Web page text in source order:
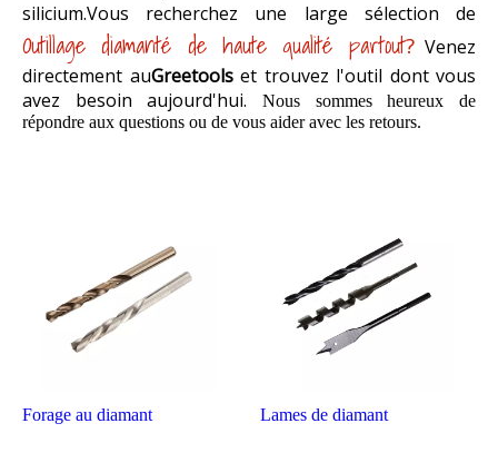
silicium.Vous recherchez une large sélection de
Outillage diamanté de haute qualité partout?Venez
directement auGreetoolset trouvez l'outil dont vous
avez besoin aujourd'hui. Nous sommes heureux de
répondre aux questions ou de vous aider avec les retours.
Forage au diamant Lames de diamant